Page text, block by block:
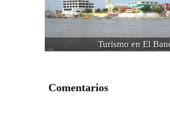
Turismo en El
Comentarios